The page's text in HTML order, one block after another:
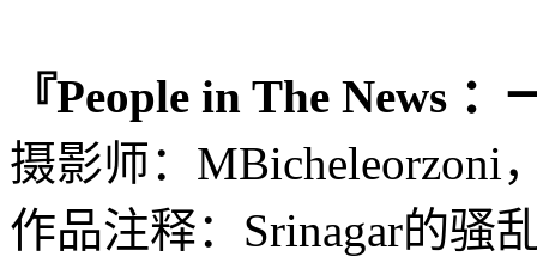
『People in The News ：
摄影师：MBicheleorzoni
作品注释：Srinagar的骚